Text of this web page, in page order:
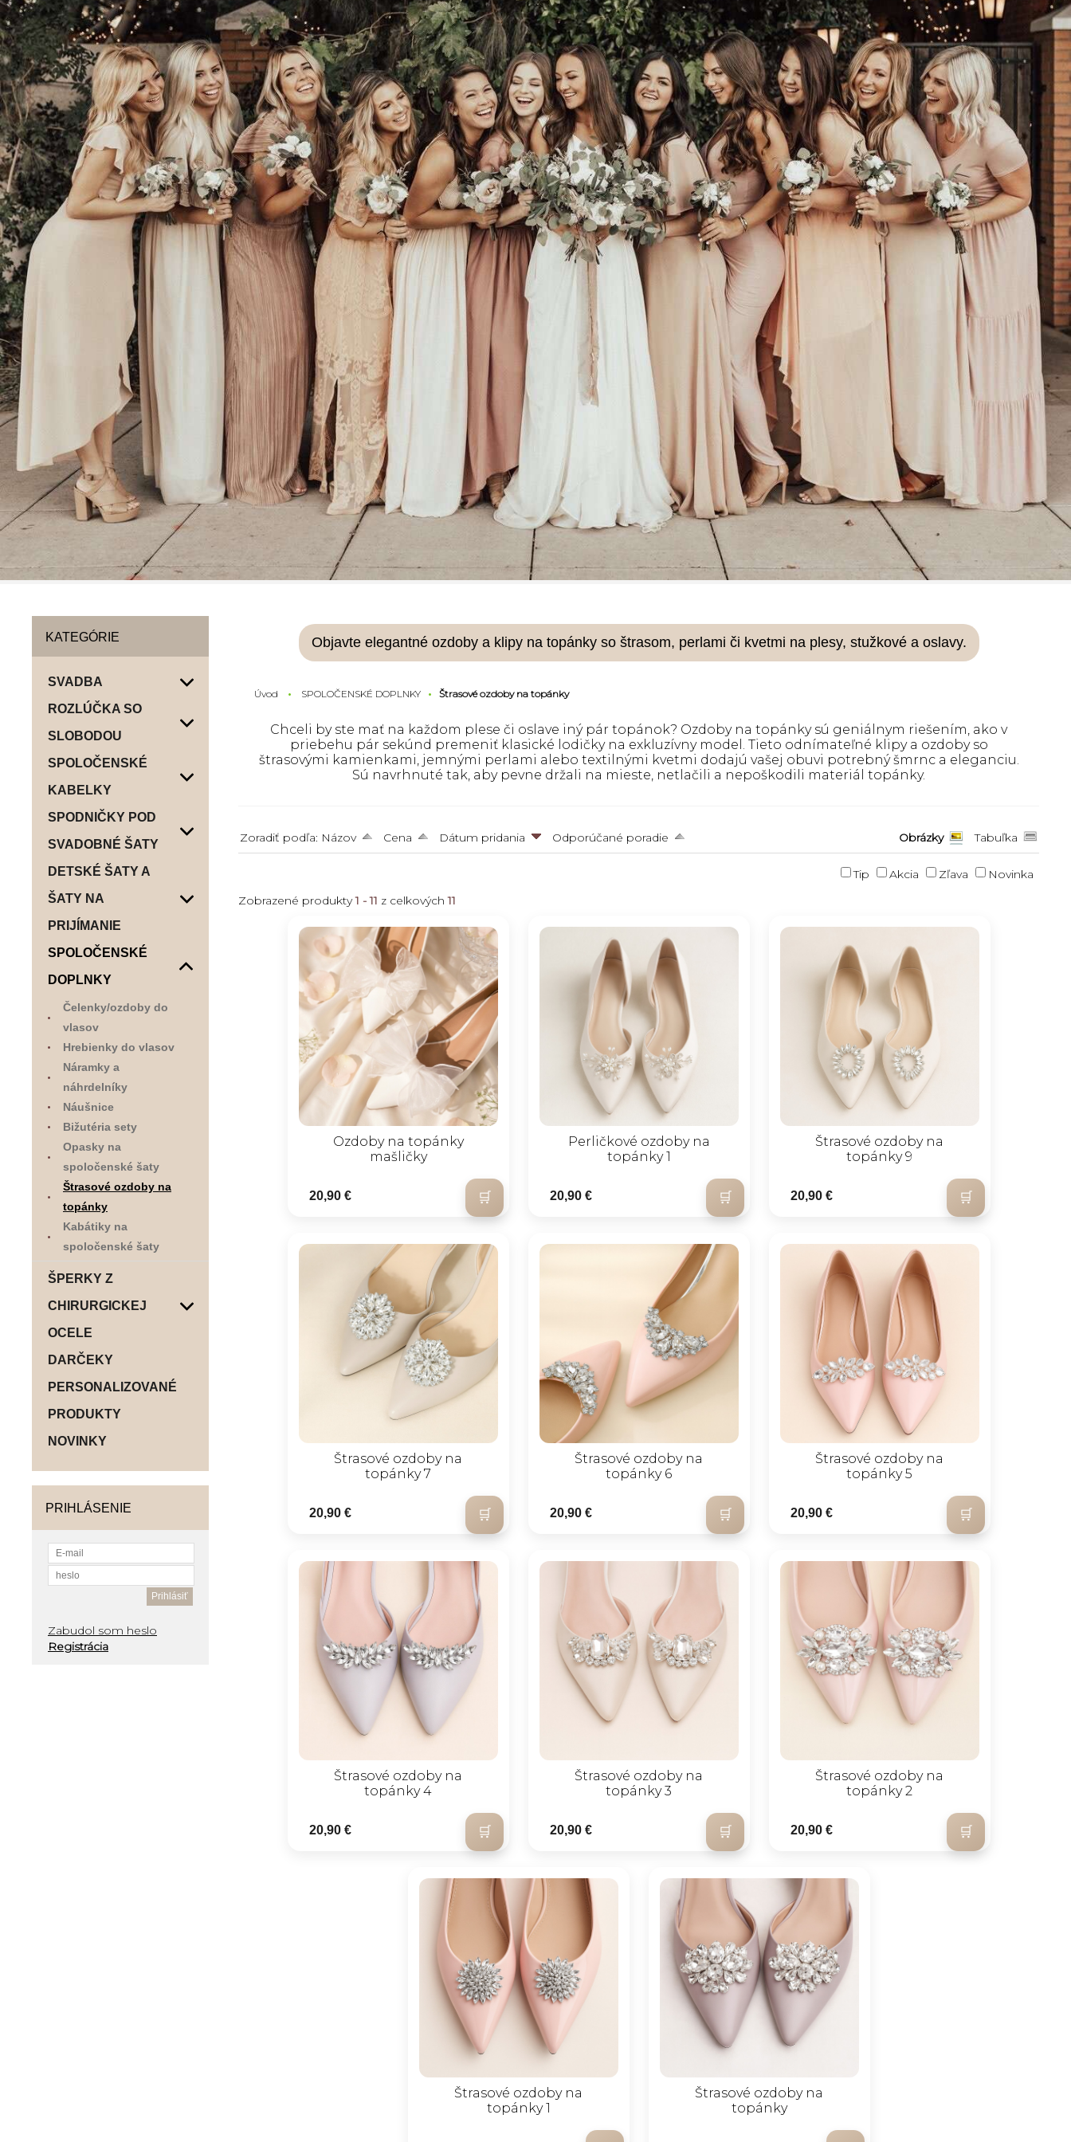
KATEGÓRIE
SVADBA
ROZLÚČKA SO
SLOBODOU
SPOLOČENSKÉ
KABELKY
SPODNIČKY POD
SVADOBNÉ ŠATY
DETSKÉ ŠATY A
ŠATY NA
PRIJÍMANIE
SPOLOČENSKÉ
DOPLNKY
Čelenky/ozdoby do
vlasov
Hrebienky do vlasov
Náramky a
náhrdelníky
Náušnice
Bižutéria sety
Opasky na
spoločenské šaty
Štrasové ozdoby na
topánky
Kabátiky na
spoločenské šaty
ŠPERKY Z
CHIRURGICKEJ
OCELE
DARČEKY
PERSONALIZOVANÉ
PRODUKTY
NOVINKY
PRIHLÁSENIE
Zabudol som heslo
Registrácia
Objavte elegantné ozdoby a klipy na topánky so štrasom, perlami či kvetmi na plesy, stužkové a oslavy.
Úvod SPOLOČENSKÉ DOPLNKY Štrasové ozdoby na topánky
Chceli by ste mať na každom plese či oslave iný pár topánok? Ozdoby na topánky sú geniálnym riešením, ako v
priebehu pár sekúnd premeniť klasické lodičky na exkluzívny model. Tieto odnímateľné klipy a ozdoby so
štrasovými kamienkami, jemnými perlami alebo textilnými kvetmi dodajú vašej obuvi potrebný šmrnc a eleganciu.
Sú navrhnuté tak, aby pevne držali na mieste, netlačili a nepoškodili materiál topánky.
Zoradiť podľa: Názov Cena Dátum pridania Odporúčané poradie Obrázky Tabuľka
Tip Akcia Zľava
Novinka
Zobrazené produkty1 - 11 z celkových11
Ozdoby na topánky
mašličky
20,90 €
Perličkové ozdoby na
topánky 1
20,90 €
Štrasové ozdoby na
topánky 9
20,90 €
Štrasové ozdoby na
topánky 7
20,90 €
Štrasové ozdoby na
topánky 6
20,90 €
Štrasové ozdoby na
topánky 5
20,90 €
Štrasové ozdoby na
topánky 4
20,90 €
Štrasové ozdoby na
topánky 3
20,90 €
Štrasové ozdoby na
topánky 2
20,90 €
Štrasové ozdoby na
topánky 1
Štrasové ozdoby na
topánky